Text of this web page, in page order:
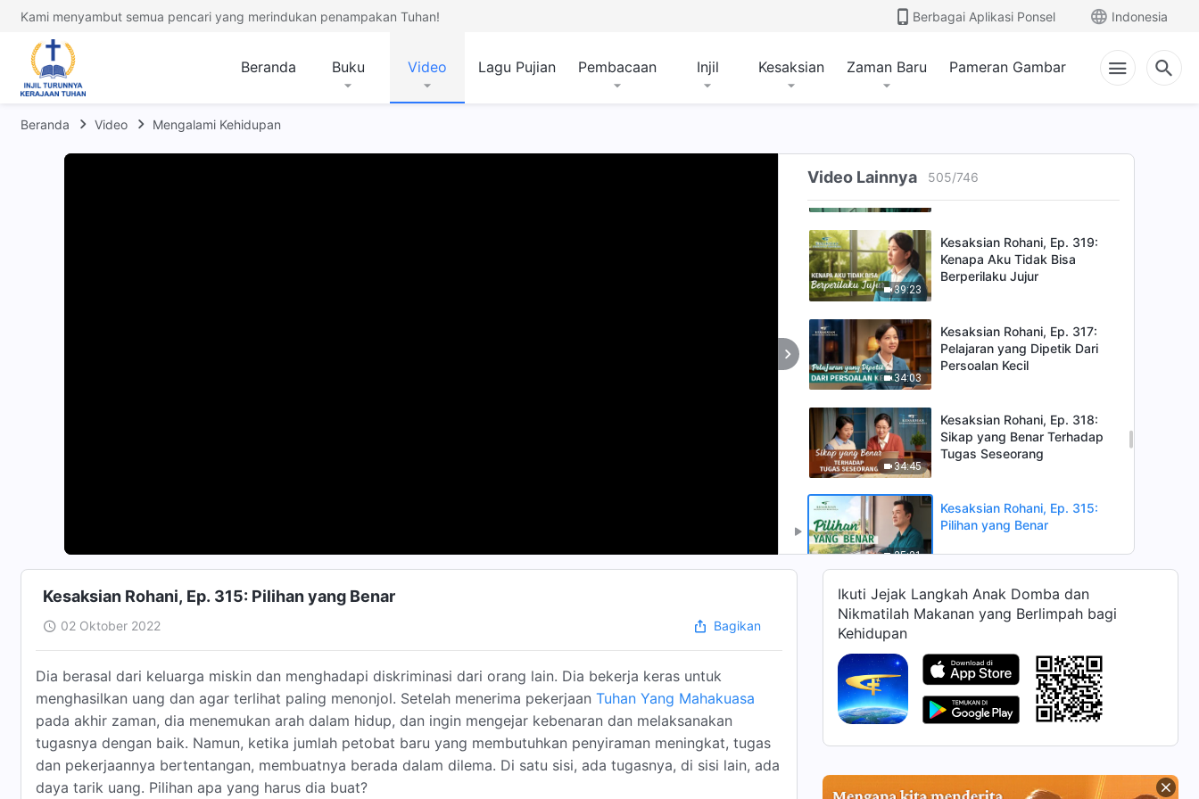
Kami menyambut semua pencari yang merindukan penampakan Tuhan! Berbagai Aplikasi Ponsel Indonesia
Beranda Buku Video Lagu Pujian Pembacaan Injil Kesaksian Zaman Baru Pameran Gambar
Beranda Video Mengalami Kehidupan
Video Lainnya 505/746
34:33
Kesaksian Rohani, Ep. 323:
38:13
Kesaksian Rohani, Ep. 320:
Hari-hariku dalam Penahanan
39:23
Kesaksian Rohani, Ep. 319:
Kenapa Aku Tidak Bisa
Berperilaku Jujur
34:03
Kesaksian Rohani, Ep. 317:
Pelajaran yang Dipetik Dari
Persoalan Kecil
34:45
Kesaksian Rohani, Ep. 318:
Sikap yang Benar Terhadap
Tugas Seseorang
25:21
Kesaksian Rohani, Ep. 315:
Pilihan yang Benar
Kesaksian Rohani, Ep. 316:
Pelajaran yang Dipetik Dari
Kesaksian Rohani, Ep. 312:
Jangan Biarkan Iri Hati
Menguasaimu
Kesaksian Rohani, Ep. 314:
Keuntungan yang Diperoleh
Kesaksian Rohani, Ep. 315: Pilihan yang Benar
02 Oktober 2022 Bagikan
Dia berasal dari keluarga miskin dan menghadapi diskriminasi dari orang lain. Dia bekerja keras untuk
menghasilkan uang dan agar terlihat paling menonjol. Setelah menerima pekerjaan Tuhan Yang Mahakuasa
pada akhir zaman, dia menemukan arah dalam hidup, dan ingin mengejar kebenaran dan melaksanakan
tugasnya dengan baik. Namun, ketika jumlah petobat baru yang membutuhkan penyiraman meningkat, tugas
dan pekerjaannya bertentangan, membuatnya berada dalam dilema. Di satu sisi, ada tugasnya, di sisi lain, ada
daya tarik uang. Pilihan apa yang harus dia buat?
Ikuti Jejak Langkah Anak Domba dan
Nikmatilah Makanan yang Berlimpah bagi
Kehidupan